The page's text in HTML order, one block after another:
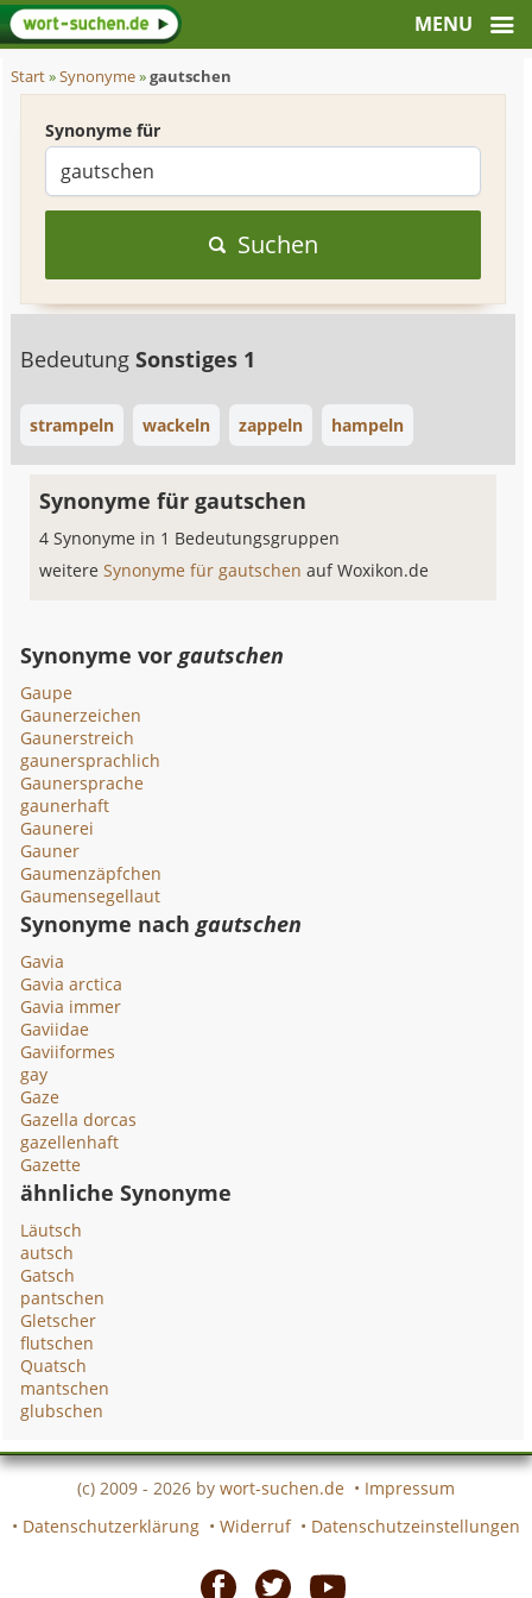
Start»Synonyme»gautschen
Synonyme für
Suchen
BedeutungSonstiges 1
strampeln wackeln zappeln hampeln
Synonyme für gautschen
4 Synonyme in 1 Bedeutungsgruppen
weitereSynonyme für gautschenauf Woxikon.de
Synonyme vorgautschen
Gaupe
Gaunerzeichen
Gaunerstreich
gaunersprachlich
Gaunersprache
gaunerhaft
Gaunerei
Gauner
Gaumenzäpfchen
Gaumensegellaut
Synonyme nachgautschen
Gavia
Gavia arctica
Gavia immer
Gaviidae
Gaviiformes
gay
Gaze
Gazella dorcas
gazellenhaft
Gazette
ähnliche Synonyme
Läutsch
autsch
Gatsch
pantschen
Gletscher
flutschen
Quatsch
mantschen
glubschen
(c) 2009 - 2026 by wort-suchen.de • Impressum
• Datenschutzerklärung • Widerruf • Datenschutzeinstellungen